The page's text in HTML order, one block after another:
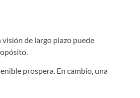
de largo plazo puede
prospera. En cambio, una